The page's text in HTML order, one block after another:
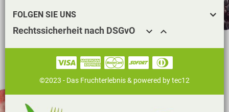
FOLGEN SIE UNS
Rechtssicherheit nach DSGvO  
©2023 - Das Fruchterlebnis & powered by tec12